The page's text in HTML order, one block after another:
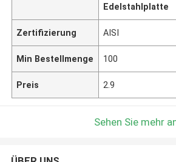
Edelstahlplatte
Zertifizierung AISI
Min Bestellmenge 100
Preis 2.9
Sehen Sie mehr